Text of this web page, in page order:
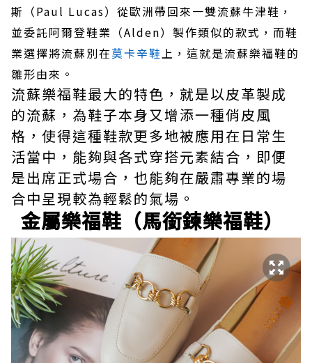
斯（Paul Lucas）從歐洲帶回來一雙流蘇牛津鞋，
並委託阿爾登鞋業（Alden）製作類似的款式，而鞋
業選擇將流蘇別在莫卡辛鞋上，這就是流蘇樂福鞋的
雛形由來。
流蘇樂福鞋最大的特色，就是以皮革製成
的流蘇，為鞋子本身又增添一種俏皮風
格，使得這種鞋款更多地被應用在日常生
活當中，能夠與各式穿搭元素結合，即便
是出席正式場合，也能夠在嚴肅專業的場
合中呈現較為輕鬆的氣場。
金屬樂福鞋（馬銜鍊樂福鞋）